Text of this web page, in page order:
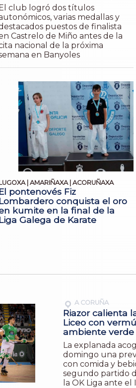
club logró dos títulos
varias medallas y
puestos de finalista
Castrelo de Miño antes de la
nacional de la próxima
en Banyoles
| AMARIÑAXA | ACORUÑAXA
pontenovés Fiz
conquista el oro
kumite en la final de la
Galega de Karate
A CORUÑA
Riazor calienta
Liceo con
ambiente verde
La explanada
domingo una
con comida y
segundo partido
la OK Liga ante el